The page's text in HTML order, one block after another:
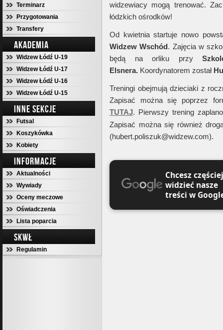
Terminarz
Przygotowania
Transfery
AKADEMIA
Widzew Łódź U-19
Widzew Łódź U-17
Widzew Łódź U-16
Widzew Łódź U-15
INNE SEKCJE
Futsal
Koszykówka
Kobiety
INFORMACJE
Aktualności
Wywiady
Oceny meczowe
Oświadczenia
Lista poparcia
SKWŁ
Regulamin
widzewiacy mogą trenować.
łódzkich ośrodków!
Od kwietnia startuje nowo
Widzew Wschód. Zajęcia w
będą na orliku przy
Elsnera. Koordynatorem został
Treningi obejmują dzieciaki z
Zapisać można się poprzez
TUTAJ. Pierwszy trening
Zapisać można się również
(hubert.poliszuk@widzew.com).
Chcesz częściej
widzieć nasze
treści w